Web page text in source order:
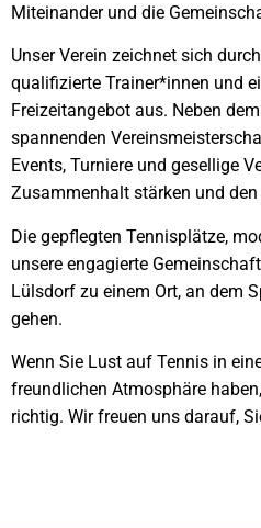
Miteinander und die
Unser Verein zeichnet sich
qualifizierte Trainer*innen und
Freizeitangebot aus. Neben
spannenden
Events, Turniere und gesellige
Zusammenhalt stärken und
Die gepflegten Tennisplätze,
unsere engagierte
Lülsdorf zu einem Ort, an dem
gehen.
Wenn Sie Lust auf Tennis in
freundlichen Atmosphäre
richtig. Wir freuen uns darauf,